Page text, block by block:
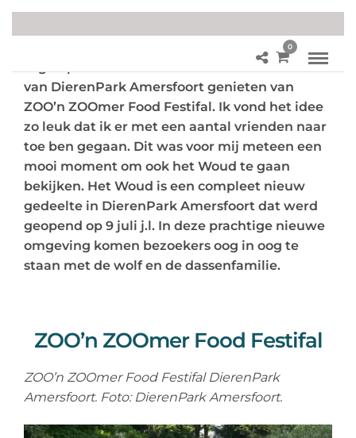
0
Afgelopen weekend konden alle bezoekers
van DierenPark Amersfoort genieten van
ZOO’n ZOOmer Food Festifal. Ik vond het idee
zo leuk dat ik er met een aantal vrienden naar
toe ben gegaan. Dit was voor mij meteen een
mooi moment om ook het Woud te gaan
bekijken. Het Woud is een compleet nieuw
gedeelte in DierenPark Amersfoort dat werd
geopend op 9 juli j.l. In deze prachtige nieuwe
omgeving komen bezoekers oog in oog te
staan met de wolf en de dassenfamilie.
ZOO’n ZOOmer Food Festifal
ZOO’n ZOOmer Food Festifal DierenPark
Amersfoort. Foto: DierenPark Amersfoort.